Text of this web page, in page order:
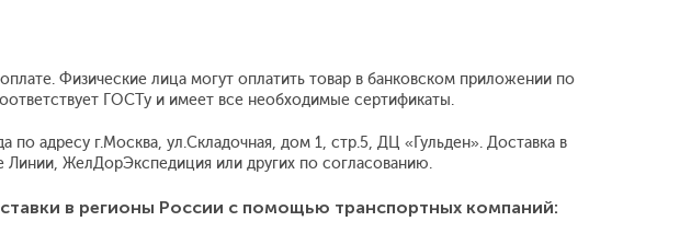
Физические лица могут оплатить товар в банковском приложении по
ГОСТу и имеет все необходимые сертификаты.
адресу г.Москва, ул.Складочная, дом 1, стр.5, ДЦ «Гульден». Доставка в
ЖелДорЭкспедиция или других по согласованию.
в регионы России с помощью транспортных компаний: